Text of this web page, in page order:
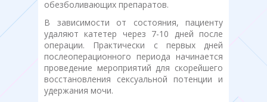
обезболивающих препаратов.
В зависимости от состояния, пациенту
удаляют катетер через 7-10 дней после
операции. Практически с первых дней
послеоперационного периода начинается
проведение мероприятий для скорейшего
восстановления сексуальной потенции и
удержания мочи.